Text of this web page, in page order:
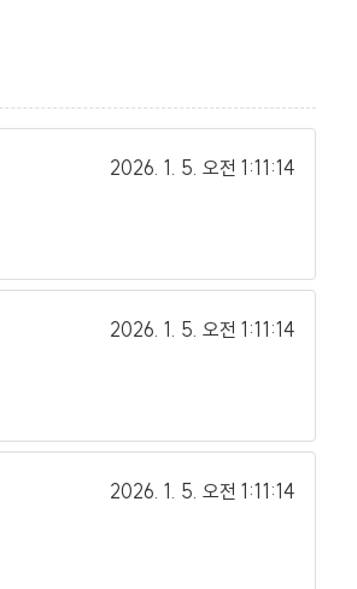
2026. 1. 5. 오전 1:11:14
2026. 1. 5. 오전 1:11:14
2026. 1. 5. 오전 1:11:14